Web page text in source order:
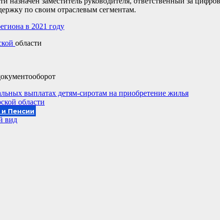
по своим отраслевым сегментам.
в 2021 году
области
выплатах детям-сиротам на приобретение жилья
области
Пенсии
вид